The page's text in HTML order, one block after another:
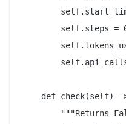
self.steps =
def check(self) -
"""Returns